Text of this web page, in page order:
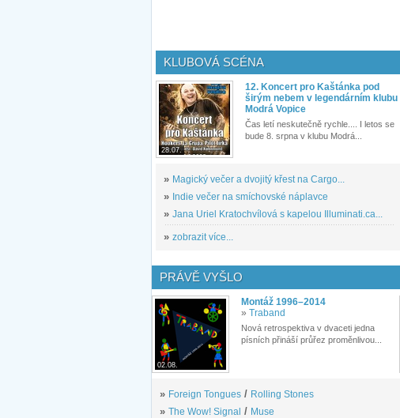
KLUBOVÁ SCÉNA
28.07.
12. Koncert pro Kaštánka pod
širým nebem v legendárním klubu
Modrá Vopice
Čas letí neskutečně rychle.... I letos se
bude 8. srpna v klubu Modrá...
» Magický večer a dvojitý křest na Cargo...
» Indie večer na smíchovské náplavce
» Jana Uriel Kratochvílová s kapelou Illuminati.ca...
» zobrazit více...
PRÁVĚ VYŠLO
02.08.
Montáž 1996–2014
» Traband
Nová retrospektiva v dvaceti jedna
písních přináší průřez proměnlivou...
» Foreign Tongues / Rolling Stones
» The Wow! Signal / Muse